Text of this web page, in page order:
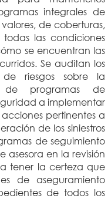
integrales de
de coberturas,
las condiciones
se encuentran las
Se auditan los
de riesgos sobre la
de programas de
a implementar
pertinentes a
de los siniestros
de seguimiento
asesora en la revisión
tener la certeza que
de aseguramiento
de todos los